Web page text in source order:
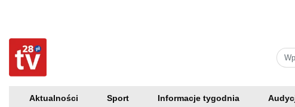
Aktualności Sport Informacje tygodnia